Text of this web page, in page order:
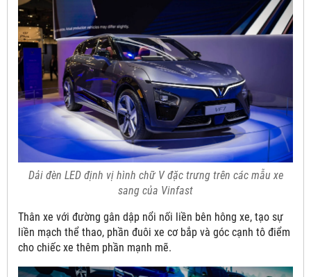
Dải đèn LED định vị hình chữ V đặc trưng trên các mẫu xe
sang của Vinfast
Thân xe với đường gân dập nổi nối liền bên hông xe, tạo sự
liền mạch thể thao, phần đuôi xe cơ bắp và góc cạnh tô điểm
cho chiếc xe thêm phần mạnh mẽ.